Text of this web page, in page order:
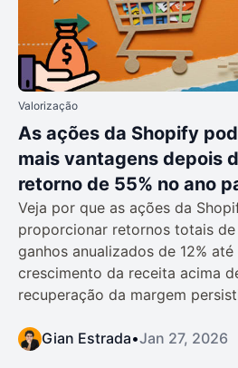
Valorização
As ações da Shopify
mais vantagens depois
retorno de 55% no ano
Veja por que as ações da
proporcionar retornos totais
ganhos anualizados de 12%
crescimento da receita acima
recuperação da margem
Gian Estrada•Jan 27, 2026